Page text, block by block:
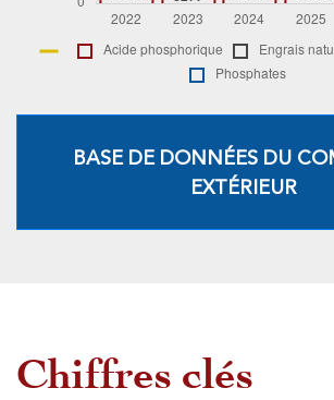
BASE DE DONNÉES DU
EXTÉRIEUR
Chiffres clés